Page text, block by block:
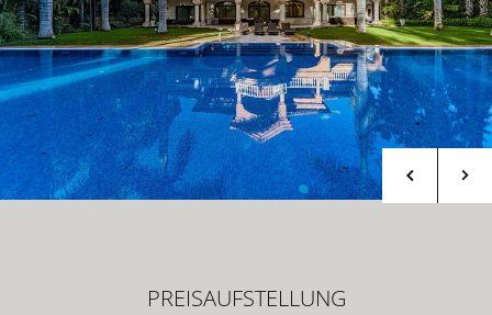
PREISAUFSTELLUNG